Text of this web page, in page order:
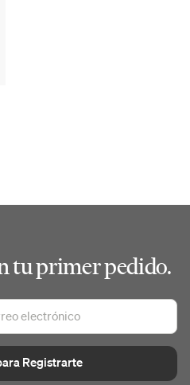
tu primer pedido.
Registrarte